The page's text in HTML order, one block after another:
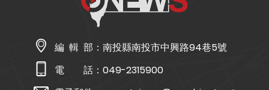
編 輯 部： 南投縣南投市中興路94巷5號
電 話： 049-2315900